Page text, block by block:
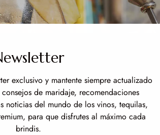
exclusivo y mantente siempre actualizado
de maridaje, recomendaciones
noticias del mundo de los vinos, tequilas,
para que disfrutes al máximo cada
brindis.